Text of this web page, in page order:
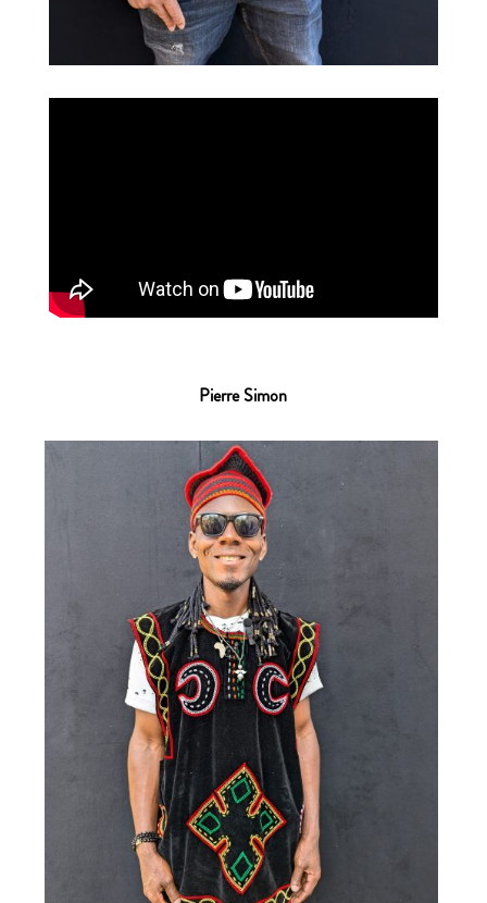
Pierre Simon